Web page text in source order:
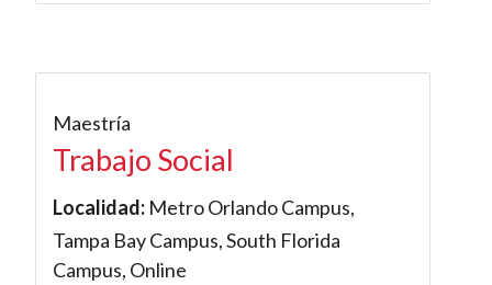
Maestría
Trabajo Social
Localidad: Metro Orlando Campus,
Tampa Bay Campus, South Florida
Campus, Online